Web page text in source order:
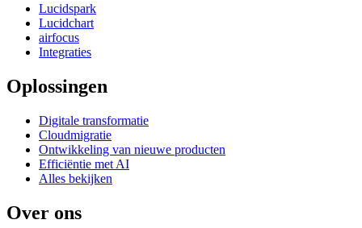
Lucidspark
Lucidchart
airfocus
Integraties
Oplossingen
Digitale transformatie
Cloudmigratie
Ontwikkeling van nieuwe producten
Efficiëntie met AI
Alles bekijken
Over ons